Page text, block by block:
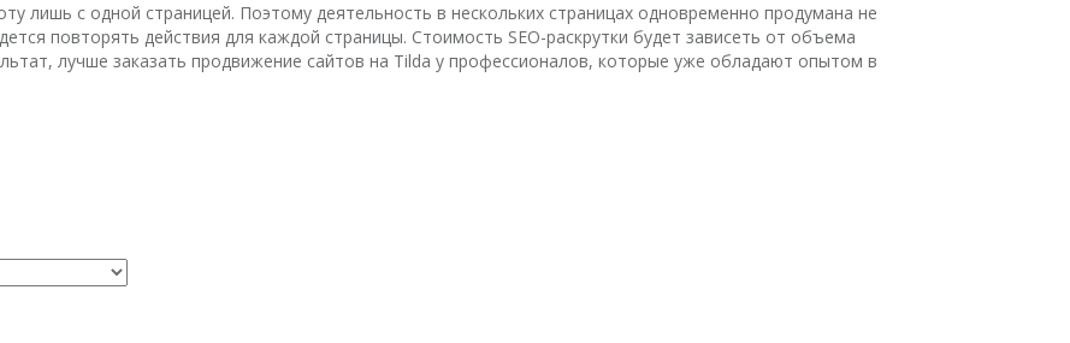
лишь с одной страницей. Поэтому деятельность в нескольких страницах одновременно продумана не
повторять действия для каждой страницы. Стоимость SEO-раскрутки будет зависеть от объема
лучше заказать продвижение сайтов на Tilda у профессионалов, которые уже обладают опытом в